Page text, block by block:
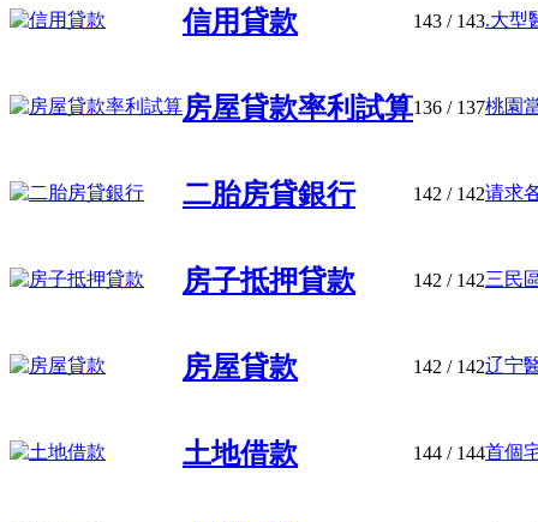
信用貸款 143 / 143.大型
房屋貸款率利試算136 / 137桃園
二胎房貸銀行 142 / 142请求
房子抵押貸款 142 / 142三民
房屋貸款 142 / 142辽宁
土地借款 144 / 144首個